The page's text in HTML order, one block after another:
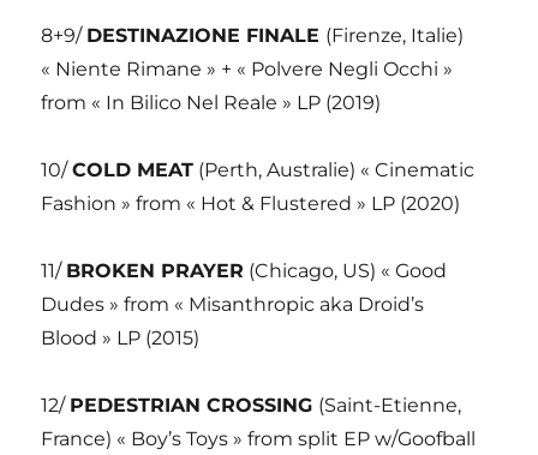
8+9/ DESTINAZIONE FINALE (Firenze, Italie)
« Niente Rimane » + « Polvere Negli Occhi »
from « In Bilico Nel Reale » LP (2019)
10/COLD MEAT (Perth, Australie) « Cinematic
Fashion » from « Hot & Flustered » LP (2020)
11/ BROKEN PRAYER (Chicago, US) « Good
Dudes » from « Misanthropic aka Droid’s
Blood » LP (2015)
12/ PEDESTRIAN CROSSING (Saint-Etienne,
France) « Boy’s Toys » from split EP w/Goofball